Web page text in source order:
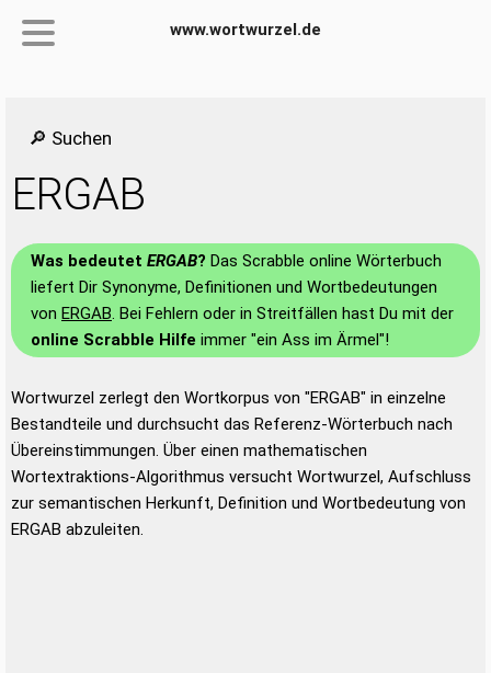
www.wortwurzel.de
🔎 Suchen
ERGAB
Was bedeutet ERGAB? Das Scrabble online Wörterbuch
liefert Dir Synonyme, Definitionen und Wortbedeutungen
von ERGAB. Bei Fehlern oder in Streitfällen hast Du mit der
online Scrabble Hilfe immer "ein Ass im Ärmel"!
Wortwurzel zerlegt den Wortkorpus von "ERGAB" in einzelne
Bestandteile und durchsucht das Referenz-Wörterbuch nach
Übereinstimmungen. Über einen mathematischen
Wortextraktions-Algorithmus versucht Wortwurzel, Aufschluss
zur semantischen Herkunft, Definition und Wortbedeutung von
ERGAB abzuleiten.